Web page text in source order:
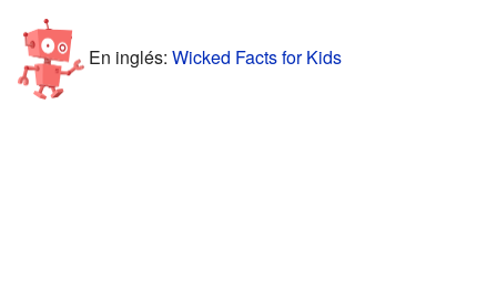
En inglés: Wicked Facts for Kids